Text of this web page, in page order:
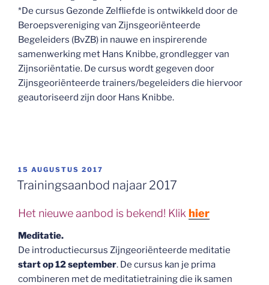
*De cursus Gezonde Zelfliefde is ontwikkeld door de
Beroepsvereniging van Zijnsgeoriënteerde
Begeleiders (BvZB) in nauwe en inspirerende
samenwerking met Hans Knibbe, grondlegger van
Zijnsoriëntatie. De cursus wordt gegeven door
Zijnsgeoriënteerde trainers/begeleiders die hiervoor
geautoriseerd zijn door Hans Knibbe.
GEPLAATST
OP
15 AUGUSTUS 2017
Trainingsaanbod najaar 2017
Het nieuwe aanbod is bekend! Klik hier
Meditatie.
De introductiecursus Zijngeoriënteerde meditatie
start op 12 september. De cursus kan je prima
combineren met de meditatietraining die ik samen